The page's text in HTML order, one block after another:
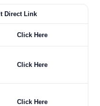
Direct Link
Click Here
Click Here
Click Here